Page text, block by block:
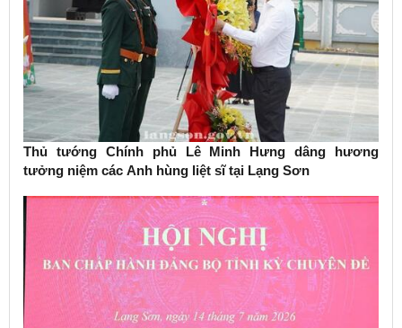
Thủ tướng Chính phủ Lê Minh Hưng dâng hương
tưởng niệm các Anh hùng liệt sĩ tại Lạng Sơn